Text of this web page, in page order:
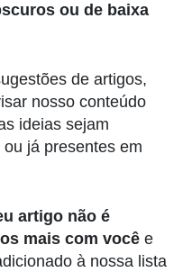
ou de baixa
de artigos,
nosso conteúdo
ideias sejam
já presentes em
artigo não é
mais com você e
à nossa lista